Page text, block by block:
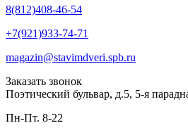
8(812)408-46-54
+7(921)933-74-71
magazin@stavimdveri.spb.ru
Заказать звонок
Поэтический бульвар, д.5, 5-я
Пн-Пт. 8-22